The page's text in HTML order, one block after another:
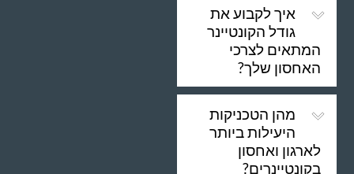
איך לקבוע את
גודל הקונטיינר
המתאים לצרכי
האחסון שלך?
מהן הטכניקות
היעילות ביותר
לארגון ואחסון
בקונטיינרים?